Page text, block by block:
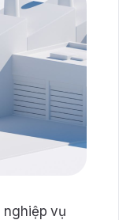
nghiệp vụ